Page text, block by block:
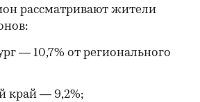
рассматривают жители
— 10,7% от регионального
край — 9,2%;